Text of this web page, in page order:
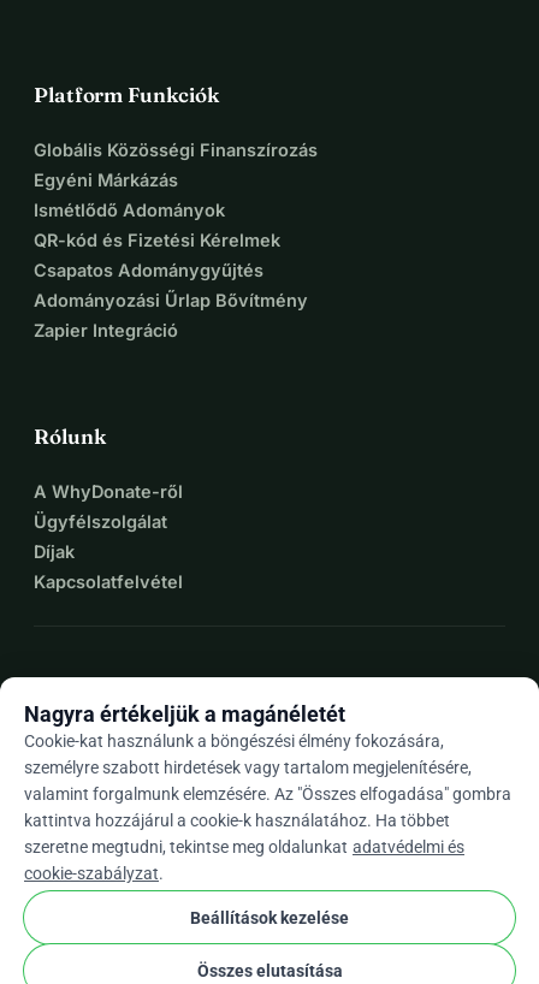
Platform Funkciók
Globális Közösségi Finanszírozás
Egyéni Márkázás
Ismétlődő Adományok
QR-kód és Fizetési Kérelmek
Csapatos Adománygyűjtés
Adományozási Űrlap Bővítmény
Zapier Integráció
Rólunk
A WhyDonate-ről
Ügyfélszolgálat
Díjak
Kapcsolatfelvétel
Huarrow_drop_down
★★★★★4,9 / 5 több mint 500 értékelés alapján
WhyDonate
Adatvédelem és sütik
Nagyra értékeljük a magánéletét
Cookie-kat használunk a böngészési élmény fokozására,
személyre szabott hirdetések vagy tartalom megjelenítésére,
valamint forgalmunk elemzésére. Az "Összes elfogadása" gombra
kattintva hozzájárul a cookie-k használatához. Ha többet
szeretne megtudni, tekintse meg oldalunkat adatvédelmi és
cookie-szabályzat.
Beállítások kezelése
Összes elutasítása